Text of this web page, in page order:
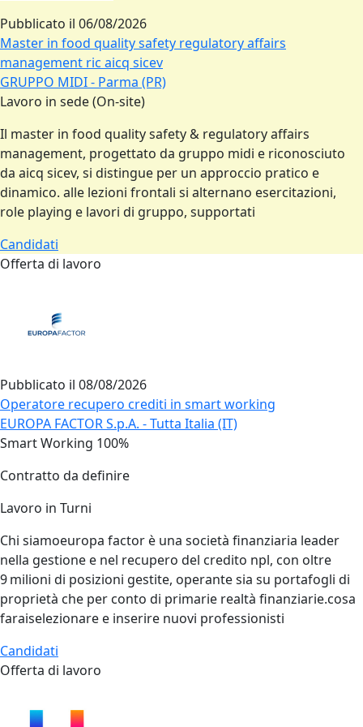
Pubblicato il 06/08/2026
Master in food quality safety regulatory affairs
management ric aicq sicev
GRUPPO MIDI - Parma (PR)
Lavoro in sede (On-site)
Il master in food quality safety & regulatory affairs
management, progettato da gruppo midi e riconosciuto
da aicq sicev, si distingue per un approccio pratico e
dinamico. alle lezioni frontali si alternano esercitazioni,
role playing e lavori di gruppo, supportati
Candidati
Offerta di lavoro
Pubblicato il 08/08/2026
Operatore recupero crediti in smart working
EUROPA FACTOR S.p.A. - Tutta Italia (IT)
Smart Working 100%
Contratto da definire
Lavoro in Turni
Chi siamoeuropa factor è una società finanziaria leader
nella gestione e nel recupero del credito npl, con oltre
9 milioni di posizioni gestite, operante sia su portafogli di
proprietà che per conto di primarie realtà finanziarie.cosa
faraiselezionare e inserire nuovi professionisti
Candidati
Offerta di lavoro